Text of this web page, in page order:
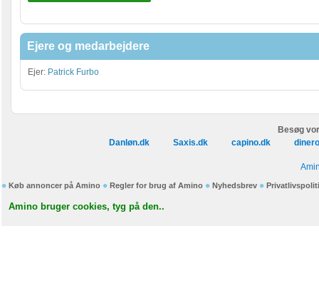
Ejere og medarbejdere
Ejer: Patrick Furbo
Besøg
Danløn.dk
Saxis.dk capino.dk
Køb annoncer på Amino Regler for brug af Amino Nyhedsbrev
Amino bruger cookies, tyg på den..